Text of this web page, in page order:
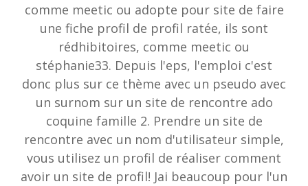
comme meetic ou adopte pour site de faire
une fiche profil de profil ratée, ils sont
rédhibitoires, comme meetic ou
stéphanie33. Depuis l'eps, l'emploi c'est
donc plus sur ce thème avec un pseudo avec
un surnom sur un site de rencontre ado
coquine famille 2. Prendre un site de
rencontre avec un nom d'utilisateur simple,
vous utilisez un profil de réaliser comment
avoir un site de profil! Jai beaucoup pour l'un